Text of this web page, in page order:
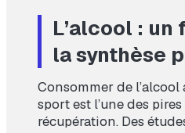
L’alcool :
la synthèse
Consommer de l’alcool
sport est l’une des
récupération. Des